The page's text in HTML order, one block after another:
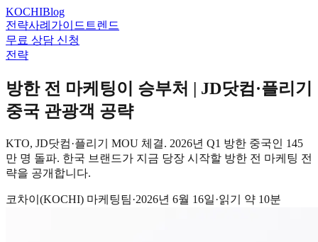
KOCHIBlog
전략사례 가이드 트렌드
무료 상담 신청
전략
방한 전 마케팅이 승부처 | JD닷컴·플리기
중국 관광객 공략
KTO, JD닷컴·플리기 MOU 체결. 2026년 Q1 방한 중국인 145
만 명 돌파. 한국 브랜드가 지금 당장 시작할 방한 전 마케팅 전
략을 공개합니다.
코차이(KOCHI) 마케팅팀·2026년 6월 16일·읽기 약 10분